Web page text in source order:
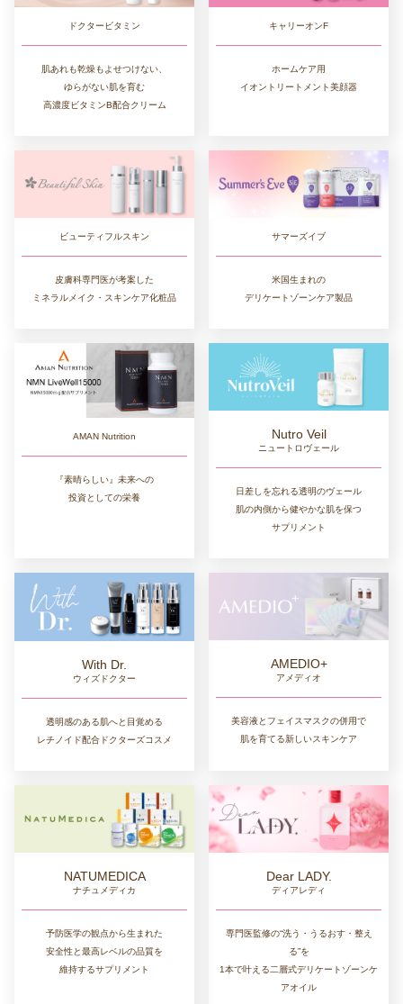
ドクタービタミン
肌あれも乾燥もよせつけない、
ゆらがない肌を育む
高濃度ビタミンB配合クリーム
キャリーオンF
ホームケア用
イオントリートメント美顔器
ビューティフルスキン
皮膚科専門医が考案した
ミネラルメイク・スキンケア化粧品
サマーズイブ
米国生まれの
デリケートゾーンケア製品
AMAN Nutrition
『素晴らしい』未来への
投資としての栄養
Nutro Veil
ニュートロヴェール
日差しを忘れる透明のヴェール
肌の内側から健やかな肌を保つ
サプリメント
With Dr.
ウィズドクター
透明感のある肌へと目覚める
レチノイド配合ドクターズコスメ
AMEDIO+
アメディオ
美容液とフェイスマスクの併用で
肌を育てる新しいスキンケア
NATUMEDICA
ナチュメディカ
予防医学の観点から生まれた
安全性と最高レベルの品質を
維持するサプリメント
Dear LADY.
ディアレディ
専門医監修の“洗う・うるおす・整え
る”を
1本で叶える二層式デリケートゾーンケ
アオイル